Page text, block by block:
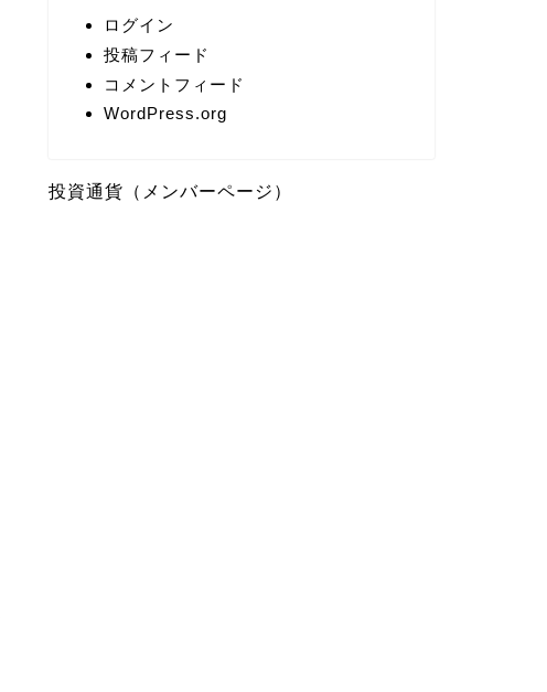
ログイン
投稿フィード
コメントフィード
WordPress.org
投資通貨（メンバーページ）